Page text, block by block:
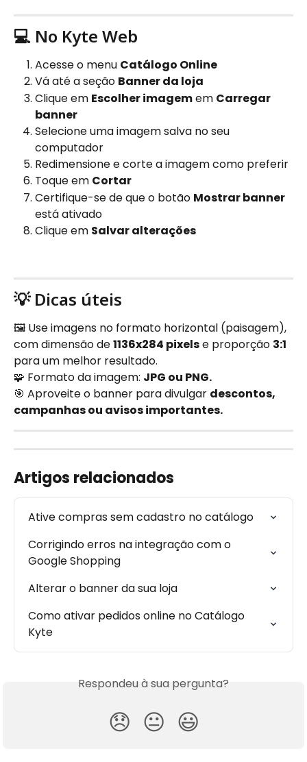
💻 No Kyte Web
Acesse o menu Catálogo Online
Vá até a seção Banner da loja
Clique em Escolher imagem em Carregar
banner
Selecione uma imagem salva no seu
computador
Redimensione e corte a imagem como preferir
Toque em Cortar
Certifique-se de que o botão Mostrar banner
está ativado
Clique em Salvar alterações
💡 Dicas úteis
🖼️ Use imagens no formato horizontal (paisagem),
com dimensão de 1136x284 pixels e proporção 3:1
para um melhor resultado.
🧩 Formato da imagem: JPG ou PNG.
🎯 Aproveite o banner para divulgar descontos,
campanhas ou avisos importantes.
Artigos relacionados
Ative compras sem cadastro no catálogo
Corrigindo erros na integração com o
Google Shopping
Alterar o banner da sua loja
Como ativar pedidos online no Catálogo
Kyte
Respondeu à sua pergunta?
😞 😐 😃